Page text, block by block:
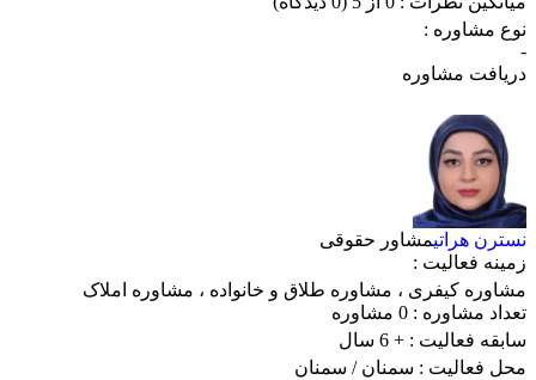
نوع مشاوره :
-
دریافت مشاوره
نسترن هراتیمشاور حقوقی
زمینه فعالیت :
مشاوره کیفری ، مشاوره طلاق و خانواده ، مشاوره املاک
تعداد مشاوره : 0 مشاوره
سابقه فعالیت : + 6 سال
محل فعالیت : سمنان/ سمنان